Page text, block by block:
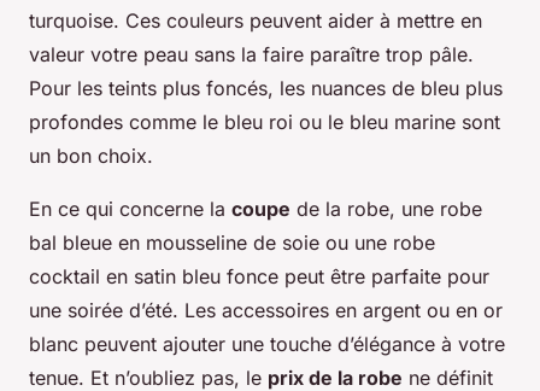
turquoise. Ces couleurs peuvent aider à mettre en
valeur votre peau sans la faire paraître trop pâle.
Pour les teints plus foncés, les nuances de bleu plus
profondes comme le bleu roi ou le bleu marine sont
un bon choix.
En ce qui concerne la coupe de la robe, une robe
bal bleue en mousseline de soie ou une robe
cocktail en satin bleu fonce peut être parfaite pour
une soirée d’été. Les accessoires en argent ou en or
blanc peuvent ajouter une touche d’élégance à votre
tenue. Et n’oubliez pas, le prix de la robe ne définit